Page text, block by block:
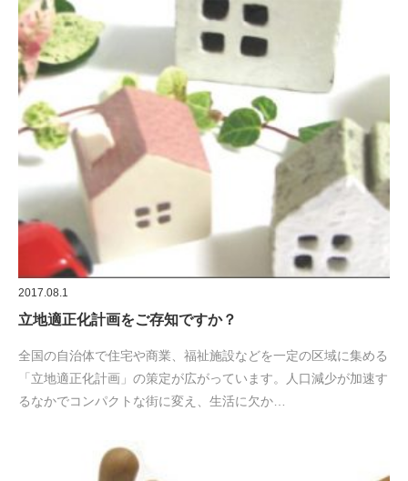
2017.08.1
立地適正化計画をご存知ですか？
全国の自治体で住宅や商業、福祉施設などを一定の区域に集める
「立地適正化計画」の策定が広がっています。人口減少が加速す
るなかでコンパクトな街に変え、生活に欠か…